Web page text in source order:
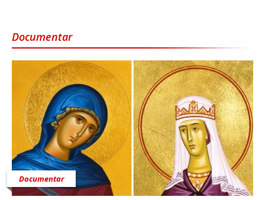
Documentar
Documentar